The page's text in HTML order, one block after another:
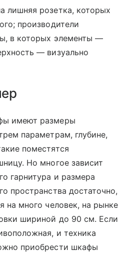
лишняя розетка, которых
производители
в которых элементы —
— визуально
имеют размеры
параметрам, глубине,
поместятся
Но многое зависит
гарнитура и размера
пространства достаточно,
на много человек, на рынке
шириной до 90 см. Если
и техника
приобрести шкафы